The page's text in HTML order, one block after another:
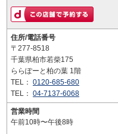
住所/電話番号
〒277-8518
千葉県柏市若柴175
ららぽーと柏の葉 1階
TEL： 0120-685-680
TEL： 04-7137-6068
営業時間
午前10時〜午後8時